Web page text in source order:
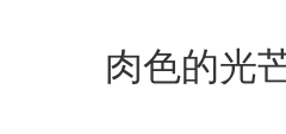
肉色的光芒